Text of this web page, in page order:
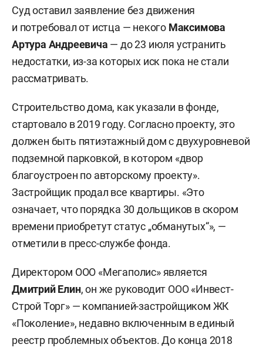
Суд оставил заявление без движения
и потребовал от истца — некого Максимова
Артура Андреевича — до 23 июля устранить
недостатки, из-за которых иск пока не стали
рассматривать.
Строительство дома, как указали в фонде,
стартовало в 2019 году. Согласно проекту, это
должен быть пятиэтажный дом с двухуровневой
подземной парковкой, в котором «двор
благоустроен по авторскому проекту».
Застройщик продал все квартиры. «Это
означает, что порядка 30 дольщиков в скором
времени приобретут статус „обманутых“», —
отметили в пресс-службе фонда.
Директором ООО «Мегаполис» является
Дмитрий Елин, он же руководит ООО «Инвест-
Строй Торг» — компанией-застройщиком ЖК
«Поколение», недавно включенным в единый
реестр проблемных объектов. До конца 2018